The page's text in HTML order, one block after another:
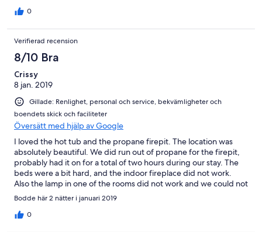
0
Verifierad recension
8/10 Bra
Crissy
8 jan. 2019
Gillade: Renlighet, personal och service, bekvämligheter och
boendets skick och faciliteter
Översätt med hjälp av Google
I loved the hot tub and the propane firepit. The location was
absolutely beautiful. We did run out of propane for the firepit,
probably had it on for a total of two hours during our stay. The
beds were a bit hard, and the indoor fireplace did not work.
Also the lamp in one of the rooms did not work and we could not
figure out how to get the DVD player to work. But overall we
loved the cabin, perfect winter escape.
Bodde här 2 nätter i januari 2019
0